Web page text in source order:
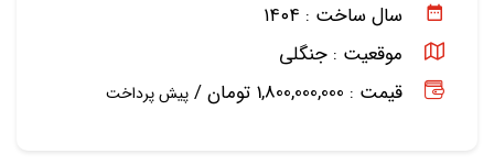
سال ساخت : ۱۴۰۴
موقعیت : جنگلی
قیمت : 1,800,000,000 تومان /
پیش پرداخت